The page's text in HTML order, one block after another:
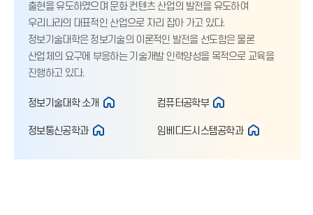
출현을 유도하였으며 문화 컨텐츠 산업의 발전을 유도하여
우리나라의 대표적인 산업으로 자리 잡아 가고 있다.
정보기술대학은 정보기술의 이론적인 발전을 선도함은 물론
산업체의 요구에 부응하는 기술개발 인력양성을 목적으로 교육을
진행하고 있다.
정보기술대학 소개 컴퓨터공학부
정보통신공학과 임베디드시스템공학과